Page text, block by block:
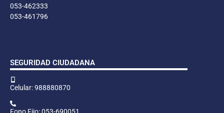
053-462333
053-461796
SEGURIDAD CIUDADANA
Celular: 988880870
Fono Fijo: 053-690051